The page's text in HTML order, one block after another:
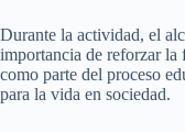
Durante la actividad, el
importancia de reforzar la
como parte del proceso
para la vida en sociedad.